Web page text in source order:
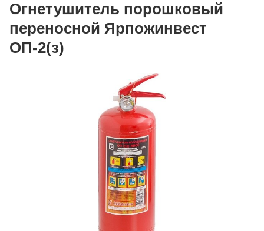
Огнетушитель порошковый
переносной Ярпожинвест
ОП-2(з)